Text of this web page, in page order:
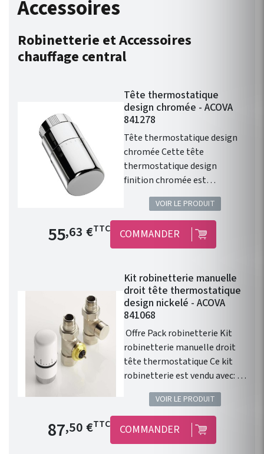
Accessoires
Robinetterie et Accessoires
chauffage central
Tête thermostatique
design chromée - ACOVA
841278
Tête thermostatique design
chromée Cette tête
thermostatique design
finition chromée est
compatible avec l'ensemble
de la gamme de chauffage
central Fassane Prem's de
chez ACOVA .
VOIR LE PRODUIT
Prix de base
55,63 €TTC COMMANDER
Kit robinetterie manuelle
droit tête thermostatique
design nickelé - ACOVA
841068
Offre Pack robinetterie Kit
robinetterie manuelle droit
tête thermostatique Ce kit
robinetterie est vendu avec: 1
robinet droit 1/2" . 1 té de
réglage 1/2" . 1 tete
thermostatique design
blanche . 1 paire de raccords
cuivre 14. 1 paire de raccords
VOIR LE PRODUIT
Prix de base
87,50 €TTC COMMANDER